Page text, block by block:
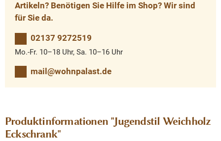
Artikeln? Benötigen Sie Hilfe im Shop? Wir sind
für Sie da.
02137 9272519
Mo.-Fr. 10–18 Uhr, Sa. 10–16 Uhr
mail@wohnpalast.de
Produktinformationen "Jugendstil Weichholz
Eckschrank"